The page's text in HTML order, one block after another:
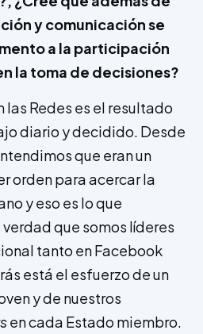
y comunicación se
a la participación
la toma de decisiones?
las Redes es el resultado
diario y decidido. Desde
que eran un
orden para acercar la
y eso es lo que
que somos líderes
tanto en Facebook
está el esfuerzo de un
y de nuestros
en cada Estado miembro.